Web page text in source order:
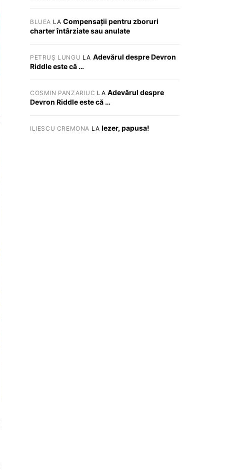
BLUEA LACompensații pentru zboruri
charter întârziate sau anulate
PETRUȘ LUNGU LA Adevărul despre Devron
Riddle este că …
COSMIN PANZARIUC LA Adevărul despre
Devron Riddle este că …
ILIESCU CREMONA LA Iezer, papusa!